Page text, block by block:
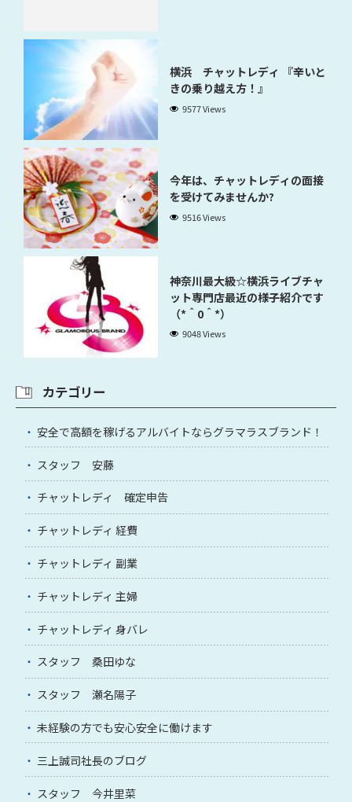
横浜 チャットレディ 『辛いと
きの乗り越え方！』
9577 Views
今年は、チャットレディの面接
を受けてみませんか?
9516 Views
神奈川最大級☆横浜ライブチャ
ット専門店最近の様子紹介です
（*＾0＾*）
9048 Views
カテゴリー
安全で高額を稼げるアルバイトならグラマラスブランド！
スタッフ 安藤
チャットレディ 確定申告
チャットレディ 経費
チャットレディ 副業
チャットレディ 主婦
チャットレディ 身バレ
スタッフ 桑田ゆな
スタッフ 瀬名陽子
未経験の方でも安心安全に働けます
三上誠司社長のブログ
スタッフ 今井里菜